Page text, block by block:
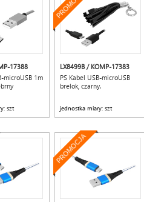
17388
microUSB 1m
szt
LX8499B / KOMP-17383
PS Kabel USB-microUSB
brelok, czarny.
jednostka miary: szt
PROMOCJA